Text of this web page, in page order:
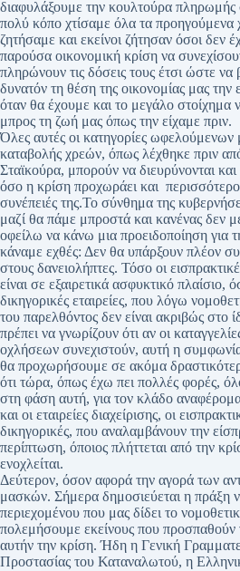
διαφυλάξουμε την κουλτούρα
πολύ κόπο χτίσαμε όλα τα προηγούμενα
ζητήσαμε και εκείνοι ζήτησαν όσοι δεν
παρούσα οικονομική κρίση να
πληρώνουν τις δόσεις τους έτσι ώστε να
δυνατόν τη θέση της οικονομίας μας την
όταν θα έχουμε και το μεγάλο στοίχημα
μπρος τη ζωή μας όπως την είχαμε πριν.
Όλες αυτές οι κατηγορίες ωφελούμενων
καταβολής χρεών, όπως λέχθηκε πριν
Σταϊκούρα, μπορούν να διευρύνονται και
όσο η κρίση προχωράει και
συνέπειές της.Το σύνθημα της
μαζί θα πάμε μπροστά και κανένας δεν
οφείλω να κάνω μια προειδοποίηση για
κάναμε εχθές: Δεν θα υπάρξουν πλέον
στους δανειολήπτες. Τόσο οι
είναι σε εξαιρετικά ασφυκτικό πλαίσιο,
δικηγορικές εταιρείες, που λόγω
του παρελθόντος δεν είναι ακριβώς στο
πρέπει να γνωρίζουν ότι αν οι
οχλήσεων συνεχιστούν, αυτή η
θα προχωρήσουμε σε ακόμα
ότι τώρα, όπως έχω πει πολλές φορές,
στη φάση αυτή, για τον κλάδο
και οι εταιρείες διαχείρισης, οι
δικηγορικές, που αναλαμβάνουν την
περίπτωση, όποιος πλήττεται από την
ενοχλείται.
Δεύτερον, όσον αφορά την αγορά των
μασκών. Σήμερα δημοσιεύεται η πράξη
περιεχομένου που μας δίδει το
πολεμήσουμε εκείνους που προσπαθούν
αυτήν την κρίση. Ήδη η Γενική
Προστασίας του Καταναλωτού, η